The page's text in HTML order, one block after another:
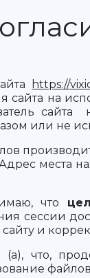
https://
сайта на
сайта
или не
места
что
сессии
и
что,